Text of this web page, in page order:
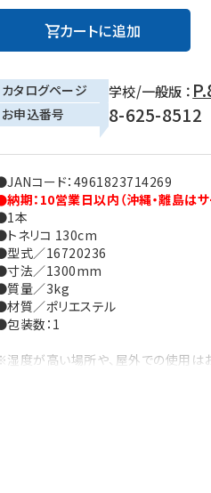
カートに追加
カタログページ 学校/一般版 ：
お申込番号 8-625-8512
コード：4961823714269
期：10営業日以内（沖縄・離島は
本
ネリコ 130cm
型式／16720236
寸法／1300mm
質量／3kg
質／ポリエステル
装数：1
湿度が高い場所や、屋外での使用は
※直射日光の当たる場所でのご使用は
※ご利用の環境により、実物の色と異